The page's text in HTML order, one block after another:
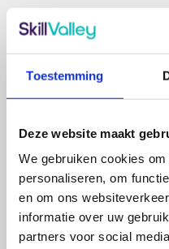
Toestemming
Deze website maakt
We gebruiken cookies
personaliseren, om
en om ons
informatie over uw
partners voor social